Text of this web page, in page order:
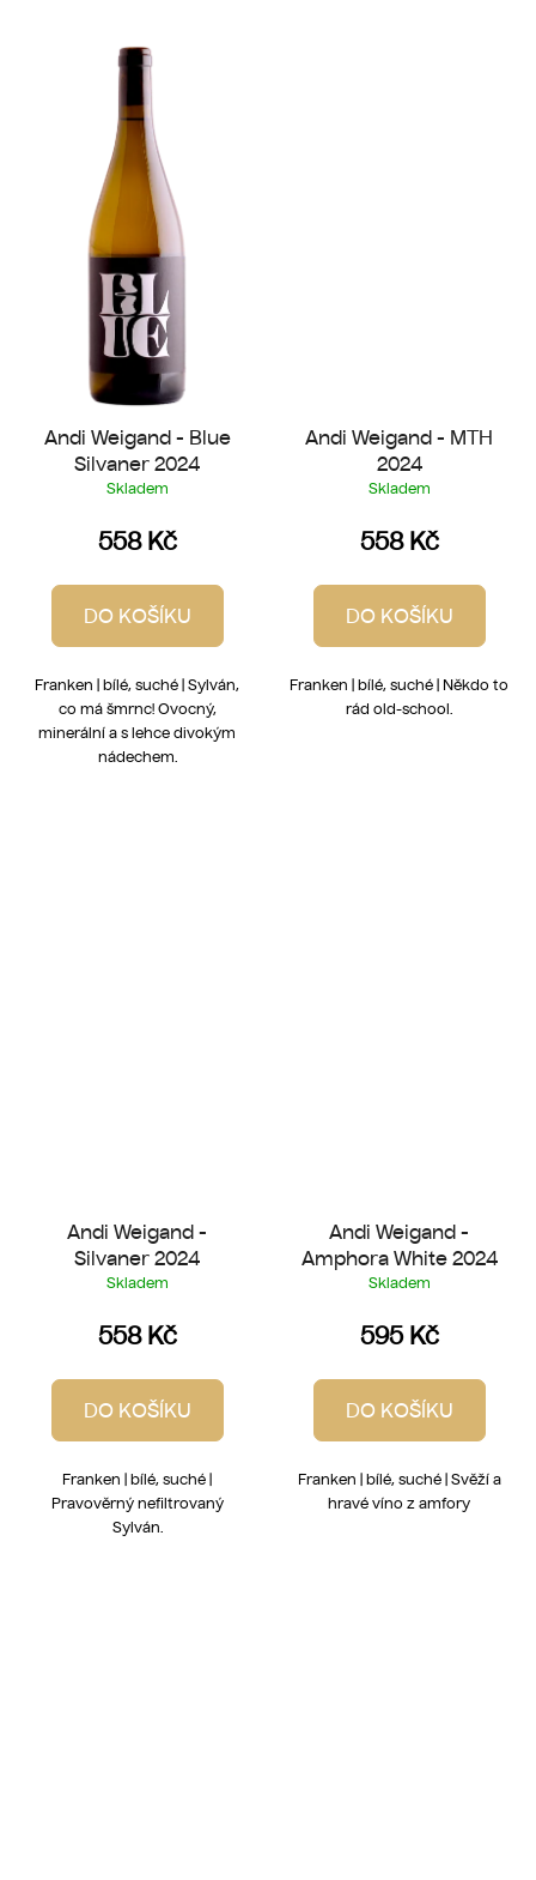
Andi Weigand - Blue
Silvaner 2024
Skladem
558 Kč
DO KOŠÍKU
Franken | bílé, suché | Sylván,
co má šmrnc! Ovocný,
minerální a s lehce divokým
nádechem.
Andi Weigand - MTH
2024
Skladem
558 Kč
DO KOŠÍKU
Franken | bílé, suché | Někdo to
rád old-school.
Andi Weigand -
Silvaner 2024
Skladem
558 Kč
DO KOŠÍKU
Franken | bílé, suché |
Pravověrný nefiltrovaný
Sylván.
Andi Weigand -
Amphora White 2024
Skladem
595 Kč
DO KOŠÍKU
Franken | bílé, suché | Svěží a
hravé víno z amfory